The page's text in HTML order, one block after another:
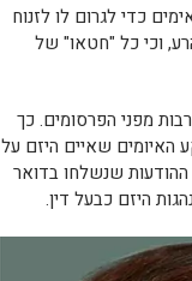
כדי לגרום לו לזנוח
וכי כל "חטאו" של
מפני הפרסומים. כך
האיומים שאיים היזם על
ההודעות שנשלחו בדואר
היזם כבעל דין.